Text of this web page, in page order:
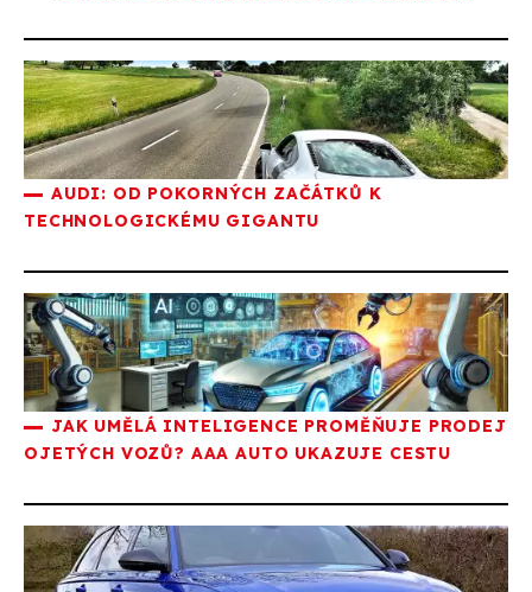
AUDI: OD POKORNÝCH ZAČÁTKŮ K
TECHNOLOGICKÉMU GIGANTU
JAK UMĚLÁ INTELIGENCE PROMĚŇUJE PRODEJ
OJETÝCH VOZŮ? AAA AUTO UKAZUJE CESTU